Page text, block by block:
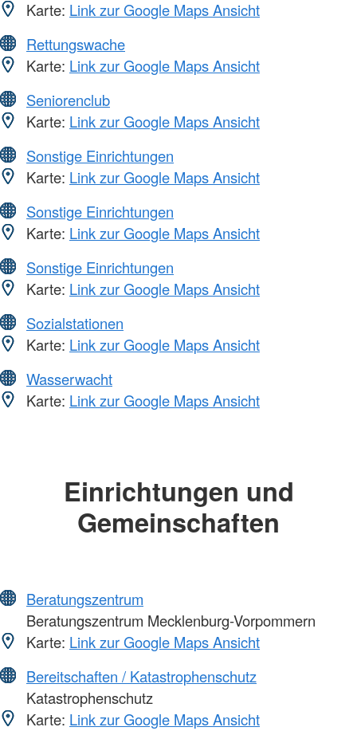
Karte: Link zur Google Maps Ansicht
Rettungswache
Karte: Link zur Google Maps Ansicht
Seniorenclub
Karte: Link zur Google Maps Ansicht
Sonstige Einrichtungen
Karte: Link zur Google Maps Ansicht
Sonstige Einrichtungen
Karte: Link zur Google Maps Ansicht
Sonstige Einrichtungen
Karte: Link zur Google Maps Ansicht
Sozialstationen
Karte: Link zur Google Maps Ansicht
Wasserwacht
Karte: Link zur Google Maps Ansicht
Einrichtungen und
Gemeinschaften
Beratungszentrum
Beratungszentrum Mecklenburg-Vorpommern
Karte: Link zur Google Maps Ansicht
Bereitschaften / Katastrophenschutz
Katastrophenschutz
Karte: Link zur Google Maps Ansicht